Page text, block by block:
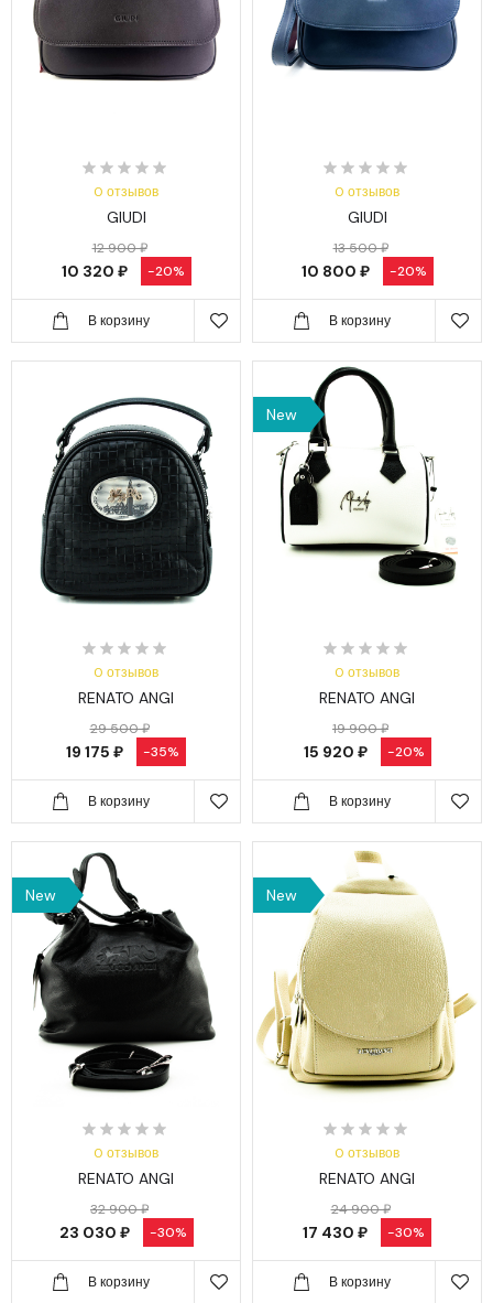
0 отзывов
GIUDI
12 900 ₽
10 320 ₽ -20%
В корзину
0 отзывов
GIUDI
13 500 ₽
10 800 ₽ -20%
В корзину
0 отзывов
RENATO ANGI
29 500 ₽
19 175 ₽ -35%
В корзину
New
0 отзывов
RENATO ANGI
19 900 ₽
15 920 ₽ -20%
В корзину
New
0 отзывов
RENATO ANGI
32 900 ₽
23 030 ₽ -30%
В корзину
New
0 отзывов
RENATO ANGI
24 900 ₽
17 430 ₽ -30%
В корзину